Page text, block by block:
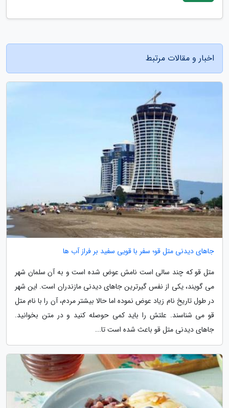
اخبار و مقالات مرتبط
جاهای دیدنی متل قو؛ سفر با قویی سفید بر فراز آب ها
متل قو که چند سالی است نامش عوض شده است و به آن سلمان شهر
می گویند، یکی از نفس گیرترین جاهای دیدنی مازندران است. این شهر
در طول تاریخ نام زیاد عوض نموده اما حالا بیشتر مردم، آن را با نام متل
قو می شناسند. علتش را باید کمی حوصله کنید و در متن بخوانید.
جاهای دیدنی متل قو باعث شده است تا...